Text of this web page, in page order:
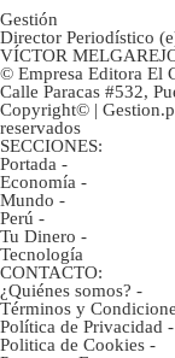
Gestión
Director Periodístico
VÍCTOR
© Empresa Editora El
Calle Paracas #532,
Copyright© |
reservados
SECCIONES:
Portada -
Economía -
Mundo -
Perú -
Tu Dinero -
Tecnología
CONTACTO:
¿Quiénes somos? -
Términos y
Política de Privacidad -
Politica de Cookies -